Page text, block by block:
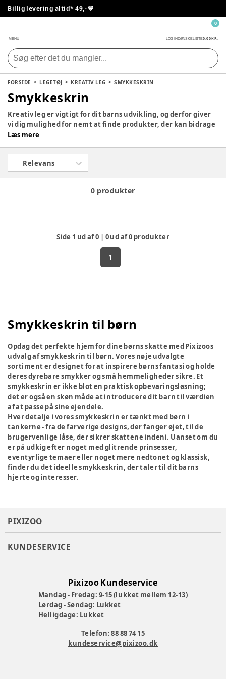
Billig levering altid* 49,- 💙
MENU LOG INDØNSKELISTE0,00 KR.
0
FORSIDE LEGETØJ KREATIV LEG SMYKKESKRIN
Smykkeskrin
Kreativ leg er vigtigt for dit barns udvikling, og derfor giver
vi dig mulighed for nemt at finde produkter, der kan bidrage
til kreativ leg hjemme hos jer. Vi har et stort sortiment til
hvad der skal klikkes hjem til jer.
Læs mere
Relevans
0 produkter
Side 1 ud af0 | 0ud af0 produkter
1
Smykkeskrin til børn
Opdag det perfekte hjem for dine børns skatte med Pixizoos
udvalg af smykkeskrin til børn. Vores nøje udvalgte
sortiment er designet for at inspirere børns fantasi og holde
deres dyrebare smykker og små hemmeligheder sikre. Et
smykkeskrin er ikke blot en praktisk opbevaringsløsning;
det er også en skøn måde at introducere dit barn til værdien
af at passe på sine ejendele.
Hver detalje i vores smykkeskrin er tænkt med børn i
tankerne - fra de farverige designs, der fanger øjet, til de
brugervenlige låse, der sikrer skattene indeni. Uanset om du
er på udkig efter noget med glitrende prinsesser,
eventyrlige temaer eller noget mere nedtonet og klassisk,
finder du det ideelle smykkeskrin, der taler til dit barns
hjerte og interesser.
PIXIZOO
KUNDESERVICE
Pixizoo Kundeservice
Mandag - Fredag: 9-15 (lukket mellem 12-13)
Lørdag - Søndag: Lukket
Helligdage: Lukket
Telefon: 88 88 74 15
kundeservice@pixizoo.dk